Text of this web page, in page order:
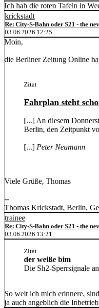
Ich hab die roten Tafeln in
krickstadt
Re: City-S-Bahn oder S21 - the
03.06.2026 12:25
Moin,
die Berliner Zeitung Online
Zitat
Fahrplan steht
[...] An diesem
Berlin, den Zeitpunkt
[...] Peter Neumann
Viele Grüße, Thomas
--
Thomas Krickstadt, Berlin,
trainee
Re: City-S-Bahn oder S21 - the
03.06.2026 13:21
Zitat
der weiße bim
Die Sh2-Sperrsignale
So weit ich mich erinnere,
ja auch angeblich die